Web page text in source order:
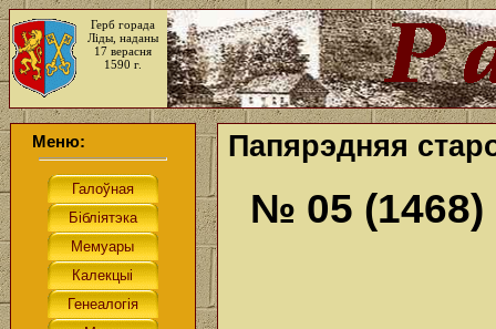
Герб горада
Ліды, наданы
17 верасня
1590 г.
Меню: Папярэдняя
№ 05 (1468)